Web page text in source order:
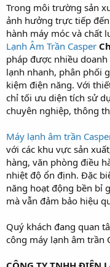
Trong môi trường sản
ảnh hưởng trực tiếp
hành máy móc và chất
Lạnh Âm Trần Casper
pháp được nhiều
lạnh nhanh, phân phối
kiệm điện năng. Với
chỉ tối ưu diện tích sử
chuyên nghiệp, thông
Máy lạnh âm trần
với các khu vực sản
hàng, văn phòng điều
nhiệt độ ổn định. Đặc
năng hoạt động bền bỉ
mà vẫn đảm bảo hiệu
Quý khách đang quan
công máy lạnh âm trần